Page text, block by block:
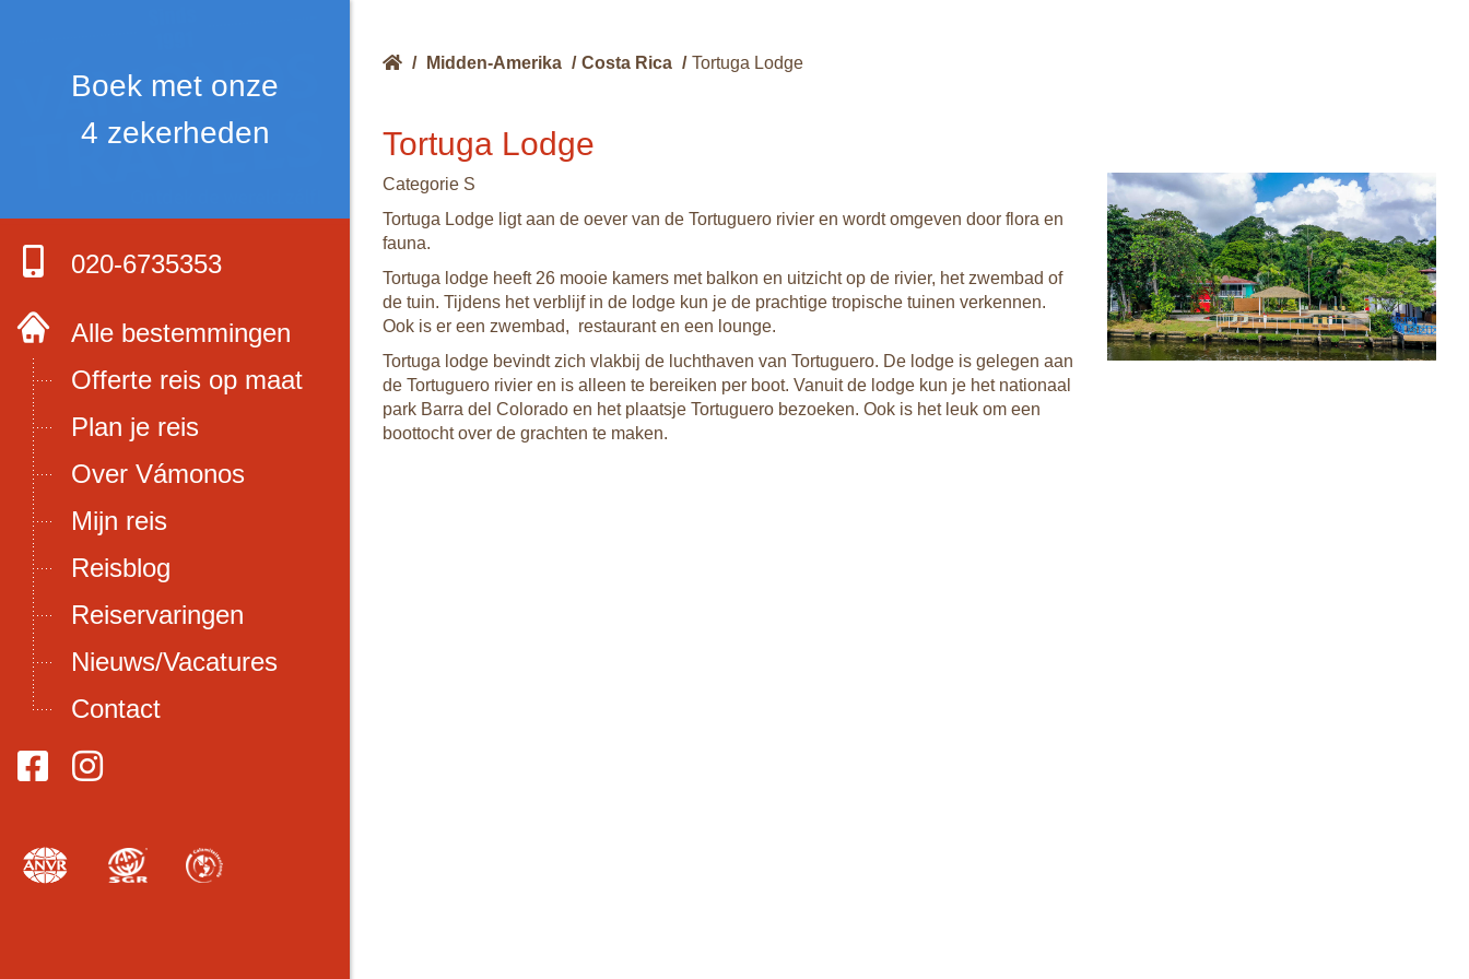
Boek met onze
4 zekerheden
020-6735353
Alle bestemmingen
Offerte reis op maat
Plan je reis
Over Vámonos
Mijn reis
Reisblog
Reiservaringen
Nieuws/Vacatures
Contact
/ Midden-Amerika / Costa Rica / Tortuga Lodge
Tortuga Lodge
Categorie S
Tortuga Lodge ligt aan de oever van de Tortuguero rivier en wordt omgeven door flora en
fauna.
Tortuga lodge heeft 26 mooie kamers met balkon en uitzicht op de rivier, het zwembad of
de tuin. Tijdens het verblijf in de lodge kun je de prachtige tropische tuinen verkennen.
Ook is er een zwembad, restaurant en een lounge.
Tortuga lodge bevindt zich vlakbij de luchthaven van Tortuguero. De lodge is gelegen aan
de Tortuguero rivier en is alleen te bereiken per boot. Vanuit de lodge kun je het nationaal
park Barra del Colorado en het plaatsje Tortuguero bezoeken. Ook is het leuk om een
boottocht over de grachten te maken.